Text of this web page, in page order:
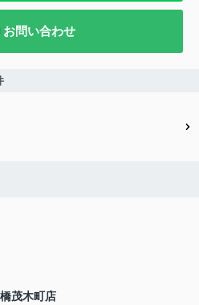
お問い合わせ
茂木町店